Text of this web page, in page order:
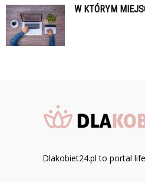
W KTÓRYM
Dlakobiet24.pl to portal